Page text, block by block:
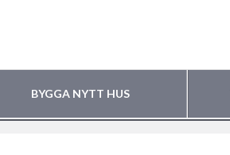
BYGGA NYTT HUS